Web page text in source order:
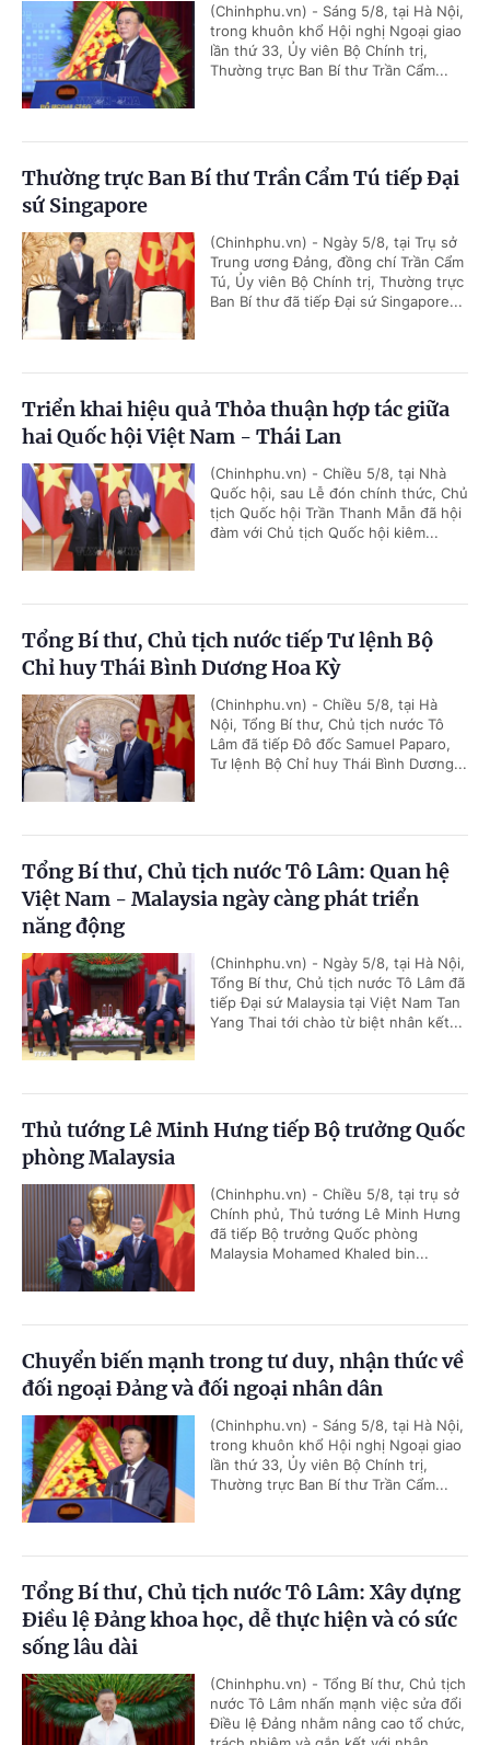
(Chinhphu.vn) - Sáng 5/8, tại Hà Nội,
trong khuôn khổ Hội nghị Ngoại giao
lần thứ 33, Ủy viên Bộ Chính trị,
Thường trực Ban Bí thư Trần Cẩm...
Thường trực Ban Bí thư Trần Cẩm Tú tiếp Đại
sứ Singapore
(Chinhphu.vn) - Ngày 5/8, tại Trụ sở
Trung ương Đảng, đồng chí Trần Cẩm
Tú, Ủy viên Bộ Chính trị, Thường trực
Ban Bí thư đã tiếp Đại sứ Singapore...
Triển khai hiệu quả Thỏa thuận hợp tác giữa
hai Quốc hội Việt Nam - Thái Lan
(Chinhphu.vn) - Chiều 5/8, tại Nhà
Quốc hội, sau Lễ đón chính thức, Chủ
tịch Quốc hội Trần Thanh Mẫn đã hội
đàm với Chủ tịch Quốc hội kiêm...
Tổng Bí thư, Chủ tịch nước tiếp Tư lệnh Bộ
Chỉ huy Thái Bình Dương Hoa Kỳ
(Chinhphu.vn) - Chiều 5/8, tại Hà
Nội, Tổng Bí thư, Chủ tịch nước Tô
Lâm đã tiếp Đô đốc Samuel Paparo,
Tư lệnh Bộ Chỉ huy Thái Bình Dương...
Tổng Bí thư, Chủ tịch nước Tô Lâm: Quan hệ
Việt Nam - Malaysia ngày càng phát triển
năng động
(Chinhphu.vn) - Ngày 5/8, tại Hà Nội,
Tổng Bí thư, Chủ tịch nước Tô Lâm đã
tiếp Đại sứ Malaysia tại Việt Nam Tan
Yang Thai tới chào từ biệt nhân kết...
Thủ tướng Lê Minh Hưng tiếp Bộ trưởng Quốc
phòng Malaysia
(Chinhphu.vn) - Chiều 5/8, tại trụ sở
Chính phủ, Thủ tướng Lê Minh Hưng
đã tiếp Bộ trưởng Quốc phòng
Malaysia Mohamed Khaled bin...
Chuyển biến mạnh trong tư duy, nhận thức về
đối ngoại Đảng và đối ngoại nhân dân
(Chinhphu.vn) - Sáng 5/8, tại Hà Nội,
trong khuôn khổ Hội nghị Ngoại giao
lần thứ 33, Ủy viên Bộ Chính trị,
Thường trực Ban Bí thư Trần Cẩm...
Tổng Bí thư, Chủ tịch nước Tô Lâm: Xây dựng
Điều lệ Đảng khoa học, dễ thực hiện và có sức
sống lâu dài
(Chinhphu.vn) - Tổng Bí thư, Chủ tịch
nước Tô Lâm nhấn mạnh việc sửa đổi
Điều lệ Đảng nhằm nâng cao tổ chức,